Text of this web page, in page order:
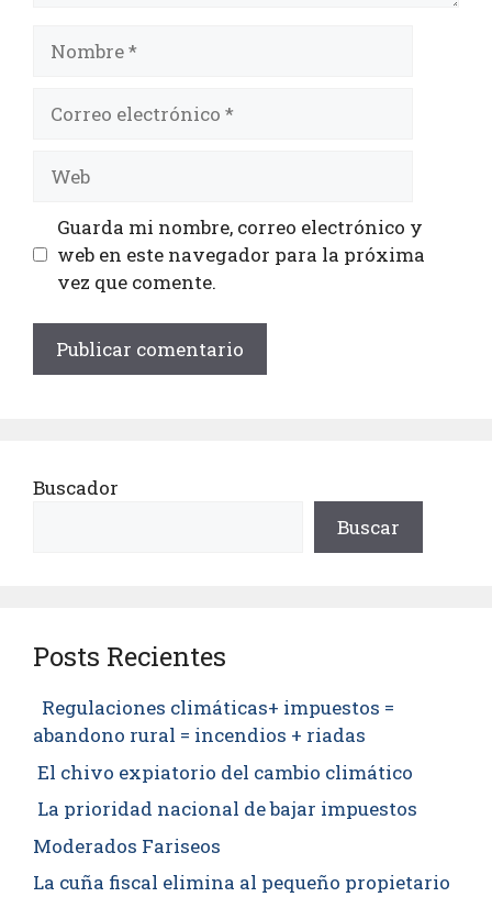
Guarda mi nombre, correo electrónico y
web en este navegador para la próxima
vez que comente.
Buscador
Buscar
Posts Recientes
Regulaciones climáticas+ impuestos =
abandono rural = incendios + riadas
El chivo expiatorio del cambio climático
La prioridad nacional de bajar impuestos
Moderados Fariseos
La cuña fiscal elimina al pequeño propietario